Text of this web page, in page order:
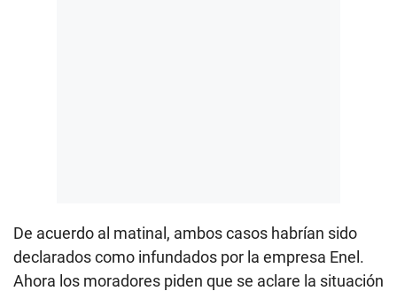
De acuerdo al matinal, ambos casos habrían sido
declarados como infundados por la empresa Enel.
Ahora los moradores piden que se aclare la situación